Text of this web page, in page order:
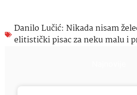
Danilo Lučić: Nikada nisam
elitistički pisac za neku malu i